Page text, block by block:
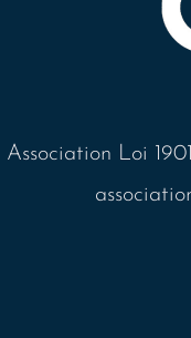
Association Loi